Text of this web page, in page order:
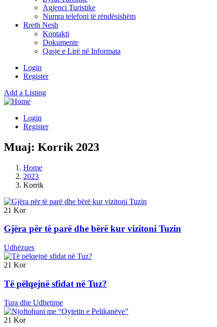
Agjenci Turistike
Numra telefoni të rëndësishëm
Rreth Nesh
Kontakti
Dokumente
Qasje e Lirë në Informata
Login
Register
Add a Listing
Login
Register
Muaj: Korrik 2023
Home
2023
Korrik
21 Kor
Gjëra për të parë dhe bërë kur vizitoni Tuzin
Udhëzues
21 Kor
Të pëlqejnë sfidat në Tuz?
Tura dhe Udhetime
21 Kor